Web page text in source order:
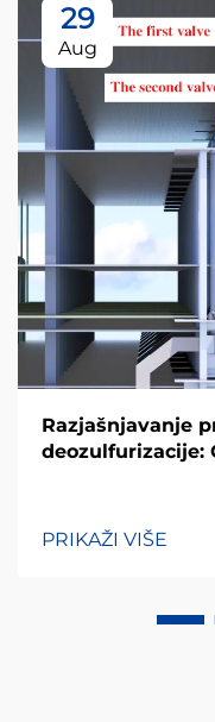
29
Aug
Razjašnjavanje
deozulfurizacije:
PRIKAŽI VIŠE